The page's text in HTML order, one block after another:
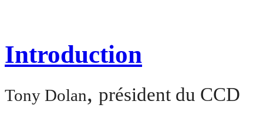
Introduction
Tony Dolan, président du CCD